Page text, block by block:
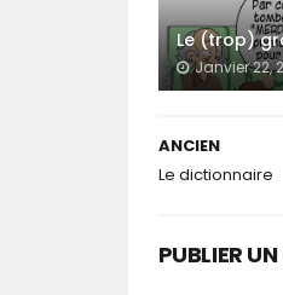
Le (trop)
Janvier 22,
ANCIEN
Le dictionnaire
PUBLIER